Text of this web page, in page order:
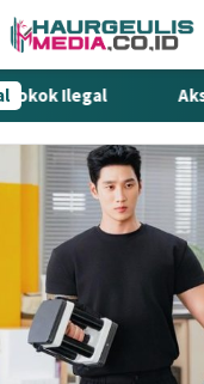
Ilegal Aksi